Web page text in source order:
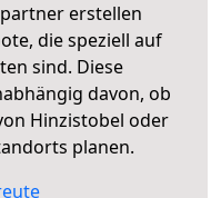
erstellen
die speziell auf
sind. Diese
davon, ob
Hinzistobel oder
planen.